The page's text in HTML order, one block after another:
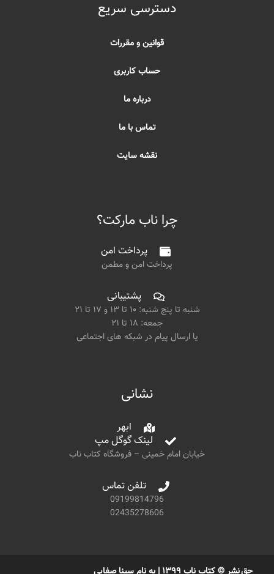
دسترسی سریع
قوانین و مقررات
حساب کاربری
درباره ما
تماس با ما
نقشه سایت
چرا ناب مارکت؟
پرداخت امن
پرداخت امن و مطمن
پشتیبانی
شنبه تا پنج شنبه: ۱۰ تا ۱۳ و ۱۷ تا ۲۱
جمعه: ۱۸ تا ۲۱
یا ارسال پیام در شبکه های اجتماعی
نشانی
ابهر
لینک گوگل مپ
خیابان امام خمینی – فروشگاه کتاب ناب
تلفن تماس
09199814796
02435278606
حق نشر © کتاب ناب ۱۳۹۹ | به نام سینا صفایی